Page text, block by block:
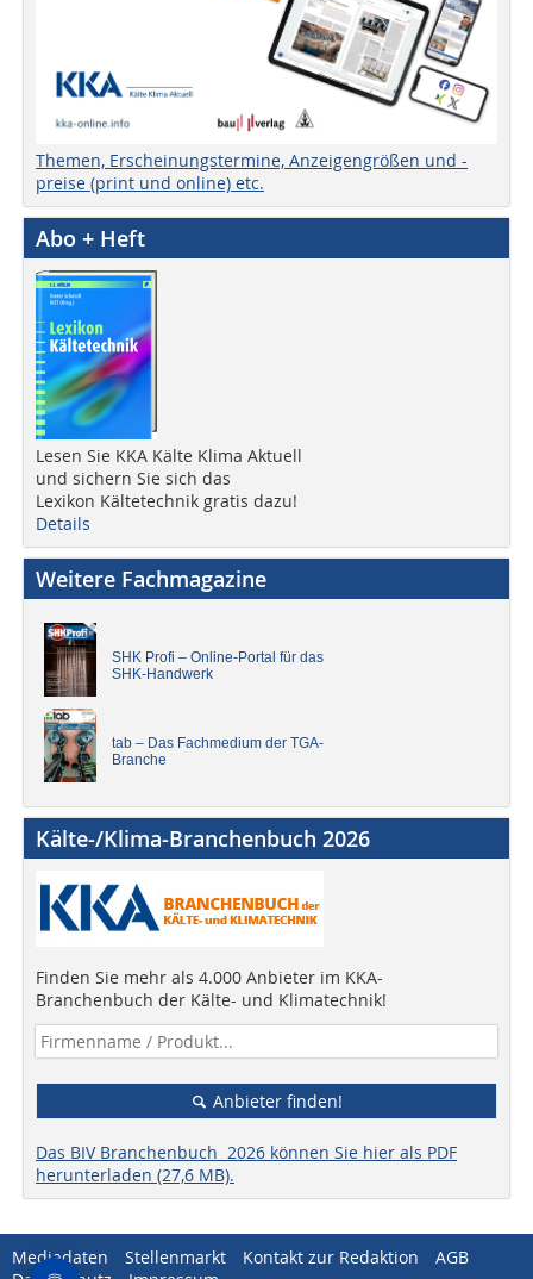
Themen, Erscheinungstermine, Anzeigengrößen und -
preise (print und online) etc.
Abo + Heft
Lesen Sie KKA Kälte Klima Aktuell
und sichern Sie sich das
Lexikon Kältetechnik gratis dazu!
Details
Weitere Fachmagazine
SHK Profi – Online-Portal für das
SHK-Handwerk
tab – Das Fachmedium der TGA-
Branche
Kälte-/Klima-Branchenbuch 2026
Finden Sie mehr als 4.000 Anbieter im KKA-
Branchenbuch der Kälte- und Klimatechnik!
Anbieter finden!
Das BIV Branchenbuch 2026 können Sie hier als PDF
herunterladen (27,6 MB).
Mediadaten Stellenmarkt Kontakt zur Redaktion
AGB